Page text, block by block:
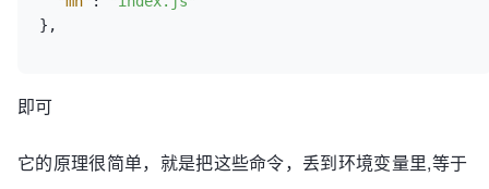
} ,
即可
它的原理很简单，就是把这些命令，丢到环境变量里,等于